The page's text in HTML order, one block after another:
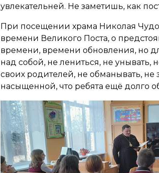
увлекательней. Не заметишь, как
При посещении храма Николая
времени Великого Поста, о
времени, времени обновления, но
над собой, не лениться, не унывать,
своих родителей, не обманывать,
насыщенной, что ребята ещё долго